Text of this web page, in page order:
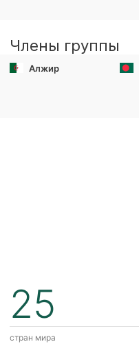
Члены группы
Алжир
25
стран мира